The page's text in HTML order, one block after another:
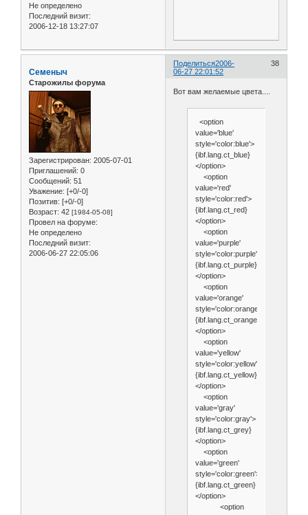
Не определено
Последний визит:
2006-12-18 13:27:07
Поделиться 38
2006-
06-27 22:01:52
Семеныч
Старожилы форума
Зарегистрирован: 2005-07-01
Приглашений: 0
Сообщений: 51
Уважение: [+0/-0]
Позитив: [+0/-0]
Возраст: 42 [1984-05-08]
Провел на форуме:
Не определено
Последний визит:
2006-06-27 22:05:06
Вот вам желаемые цвета....
<option
value='blue'
style='color:blue'>
{ibf.lang.ct_blue}
</option>
<option
value='red'
style='color:red'>
{ibf.lang.ct_red}
</option>
<option
value='purple'
style='color:purple'>
{ibf.lang.ct_purple}
</option>
<option
value='orange'
style='color:orange'>
{ibf.lang.ct_orange}
</option>
<option
value='yellow'
style='color:yellow'>
{ibf.lang.ct_yellow}
</option>
<option
value='gray'
style='color:gray'>
{ibf.lang.ct_grey}
</option>
<option
value='green'
style='color:green'>
{ibf.lang.ct_green}
</option>
<option